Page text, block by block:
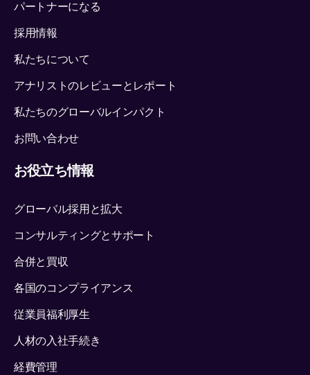
パートナーになる
採用情報
私たちについて
アナリストのレビューとレポート
私たちのグローバルインパクト
お問い合わせ
お役立ち情報
グローバル採用と拡大
コンサルティングとサポート
合併と買収
各国のコンプライアンス
従業員福利厚生
人材の入社手続き
経費管理